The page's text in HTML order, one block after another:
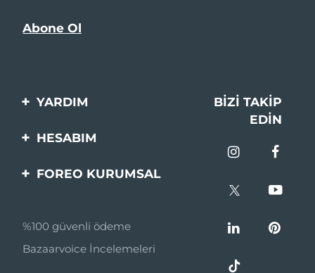
YARDIM
Bi̇zi̇mle İleti̇şi̇me Geçi̇n
BIZI TAKIP
EDIN
HESABIM
Ürün Kaydı
FOREO KURUMSAL
Ortaklik Programi
Ortaklık haberleri
%100 güvenli ödeme
Bazaarvoice İncelemeleri